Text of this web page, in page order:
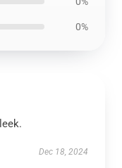
0%
Dec 18, 2024